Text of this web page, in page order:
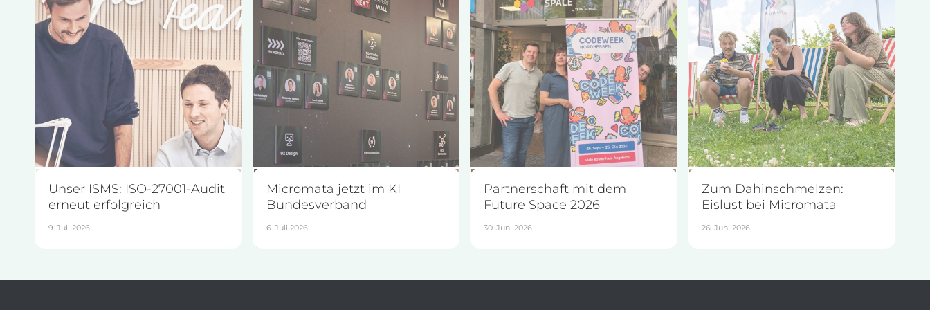
Unser ISMS: ISO-27001-Audit
erneut erfolgreich
9. Juli 2026
Micromata jetzt im KI
Bundesverband
6. Juli 2026
Partnerschaft mit dem
Future Space 2026
30. Juni 2026
Zum Dahinschmelzen:
Eislust bei Micromata
26. Juni 2026